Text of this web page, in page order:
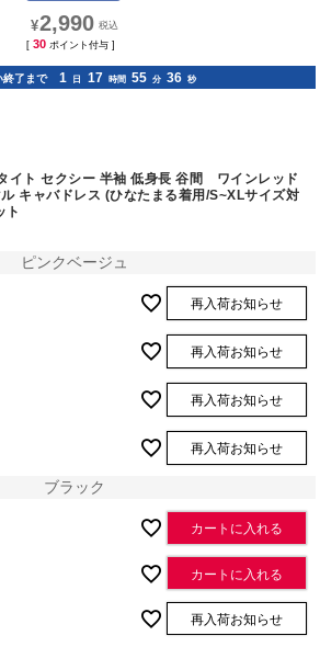
¥2,990
[ 30 ポイント付与 ]
終了まで 1 日 17 時間 55 分 35 秒
イト セクシー 半袖 低身長 谷間 ワインレッド
キャバドレス (ひなたまる着用/S~XLサイズ対
ト
ピンクベージュ
再入荷お知らせ
再入荷お知らせ
再入荷お知らせ
再入荷お知らせ
ブラック
カートに入れる
カートに入れる
再入荷お知らせ